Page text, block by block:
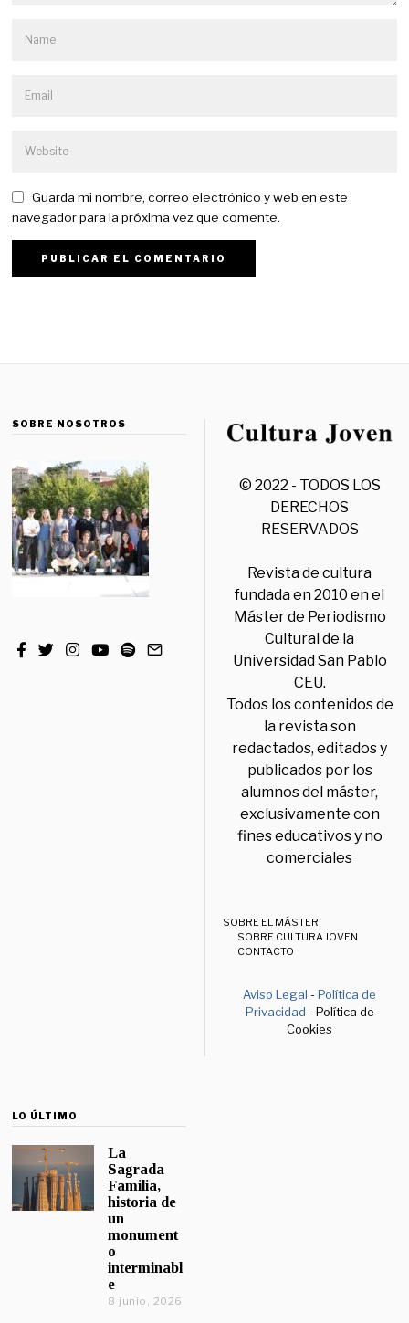
Guarda mi nombre, correo electrónico y web en este
navegador para la próxima vez que comente.
SOBRE NOSOTROS
© 2022 - TODOS LOS
DERECHOS
RESERVADOS
Revista de cultura
fundada en 2010 en el
Máster de Periodismo
Cultural de la
Universidad San Pablo
CEU.
Todos los contenidos de
la revista son
redactados, editados y
publicados por los
alumnos del máster,
exclusivamente con
fines educativos y no
comerciales
SOBRE EL MÁSTER
SOBRE CULTURA JOVEN
CONTACTO
Aviso Legal -Política de
Privacidad - Política de
Cookies
LO ÚLTIMO
La
Sagrada
Familia,
historia de
un
monument
o
interminabl
e
8 junio, 2026